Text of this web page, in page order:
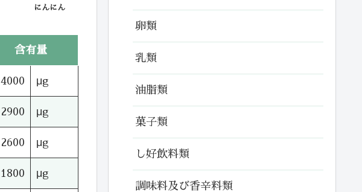
にんにん
含有量
4000 μg
2900 μg
2600 μg
1800 μg
卵類
乳類
油脂類
菓子類
し好飲料類
調味料及び香辛料類